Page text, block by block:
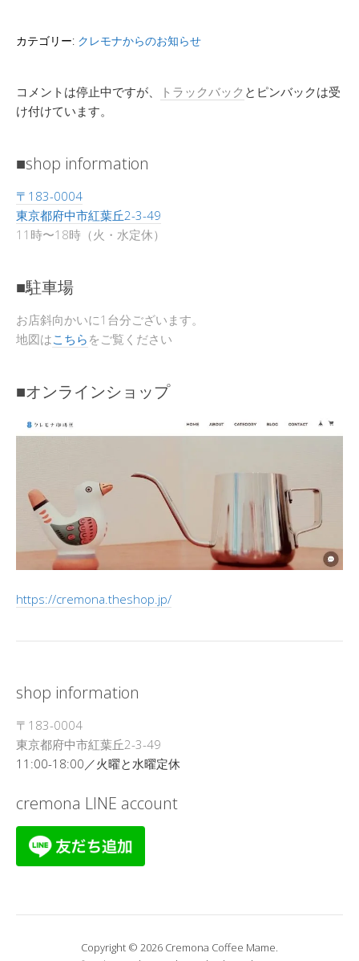
カテゴリー: クレモナからのお知らせ
コメントは停止中ですが、 トラックバック とピンバックは受
け付けています。
■shop information
〒183-0004
東京都府中市紅葉丘2-3-49
11時〜18時（火・水定休）
■駐車場
お店斜向かいに1台分ございます。
地図はこちら をご覧ください
■オンラインショップ
https://cremona.theshop.jp/
shop information
〒183-0004
東京都府中市紅葉丘2-3-49
11:00-18:00／火曜と水曜定休
cremona LINE account
Copyright © 2026 Cremona Coffee Mame.